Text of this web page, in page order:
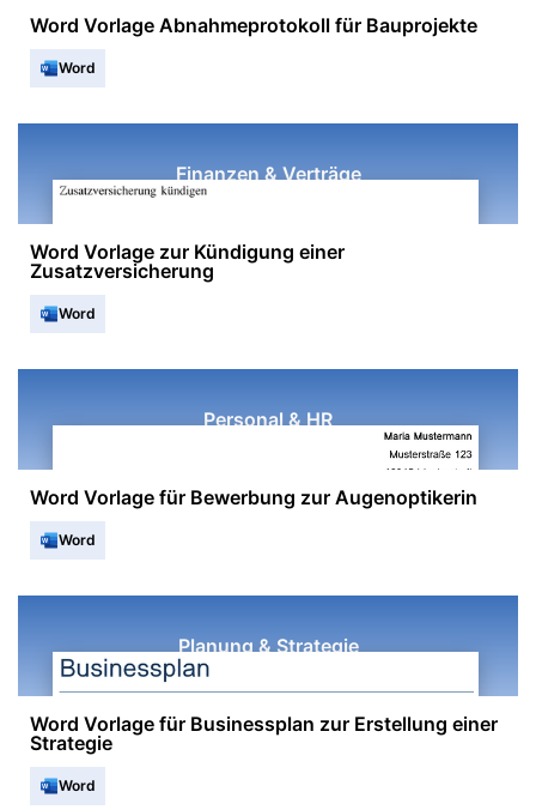
Word Vorlage Abnahmeprotokoll für Bauprojekte
Word
Finanzen & Verträge
Word Vorlage zur Kündigung einer
Zusatzversicherung
Word
Personal & HR
Word Vorlage für Bewerbung zur Augenoptikerin
Word
Planung & Strategie
Word Vorlage für Businessplan zur Erstellung einer
Strategie
Word